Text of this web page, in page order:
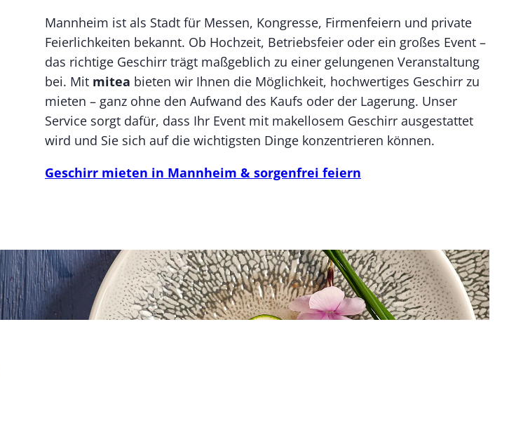
Mannheim ist als Stadt für Messen, Kongresse, Firmenfeiern und private
Feierlichkeiten bekannt. Ob Hochzeit, Betriebsfeier oder ein großes Event –
das richtige Geschirr trägt maßgeblich zu einer gelungenen Veranstaltung
bei. Mit mitea bieten wir Ihnen die Möglichkeit, hochwertiges Geschirr zu
mieten – ganz ohne den Aufwand des Kaufs oder der Lagerung. Unser
Service sorgt dafür, dass Ihr Event mit makellosem Geschirr ausgestattet
wird und Sie sich auf die wichtigsten Dinge konzentrieren können.
Geschirr mieten in Mannheim & sorgenfrei feiern